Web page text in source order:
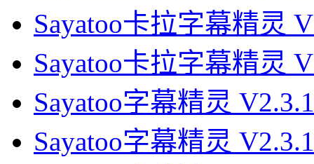
Sayatoo卡拉字幕精灵
Sayatoo卡拉字幕精灵
Sayatoo字幕精灵
Sayatoo字幕精灵